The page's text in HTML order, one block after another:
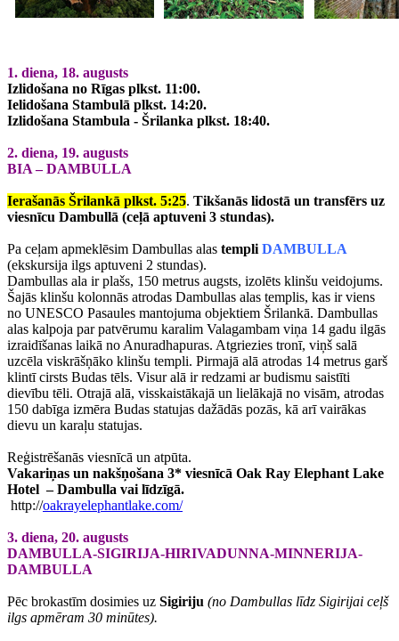
1. diena, 18. augusts
Izlidošana no Rīgas plkst. 11:00.
Ielidošana Stambulā plkst. 14:20.
Izlidošana Stambula - Šrilanka plkst. 18:40.
2. diena, 19. augusts
BIA – DAMBULLA
Ierašanās Šrilankā plkst. 5:25. Tikšanās lidostā un transfērs uz
viesnīcu Dambullā (ceļā aptuveni 3 stundas).
Pa ceļam apmeklēsim Dambullas alas templiDAMBULLA
(ekskursija ilgs aptuveni 2 stundas).
Dambullas ala ir plašs, 150 metrus augsts, izolēts klinšu veidojums.
Šajās klinšu kolonnās atrodas Dambullas alas templis, kas ir viens
no UNESCO Pasaules mantojuma objektiem Šrilankā. Dambullas
alas kalpoja par patvērumu karalim Valagambam viņa 14 gadu ilgās
izraidīšanas laikā no Anuradhapuras. Atgriezies tronī, viņš salā
uzcēla viskrāšņāko klinšu templi. Pirmajā alā atrodas 14 metrus garš
klintī cirsts Budas tēls. Visur alā ir redzami ar budismu saistīti
dievību tēli. Otrajā alā, visskaistākajā un lielākajā no visām, atrodas
150 dabīga izmēra Budas statujas dažādās pozās, kā arī vairākas
dievu un karaļu statujas.
Reģistrēšanās viesnīcā un atpūta.
Vakariņas un nakšņošana 3* viesnīcā Oak Ray Elephant Lake
Hotel – Dambulla vai līdzīgā.
http://oakrayelephantlake.com/
3. diena, 20. augusts
DAMBULLA-SIGIRIJA-HIRIVADUNNA-MINNERIJA-
DAMBULLA
Pēc brokastīm dosimies uz Sigiriju (no Dambullas līdz Sigirijai ceļš
ilgs apmēram 30 minūtes).